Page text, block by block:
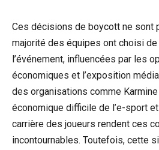
Ces décisions de boycott ne sont
majorité des équipes ont choisi
l’événement, influencées par les
économiques et l’exposition
des organisations comme
économique difficile de l’e-sport
carrière des joueurs rendent ces
incontournables. Toutefois, cette